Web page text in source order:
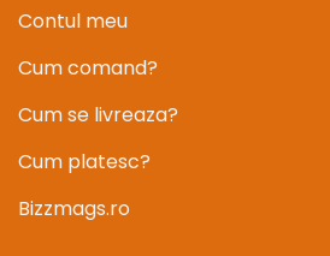
Contul meu
Cum comand?
Cum se livreaza?
Cum platesc?
Bizzmags.ro